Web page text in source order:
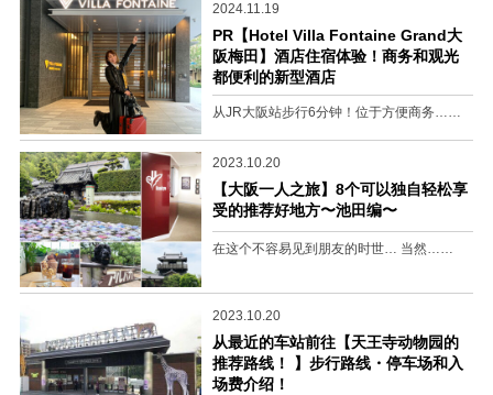
2024.11.19
PR【Hotel Villa Fontaine Grand大
阪梅田】酒店住宿体验！商务和观光
都便利的新型酒店
从JR大阪站步行6分钟！位于方便商务……
2023.10.20
【大阪一人之旅】8个可以独自轻松享
受的推荐好地方〜池田编〜
在这个不容易见到朋友的时世… 当然……
2023.10.20
从最近的车站前往【天王寺动物园的
推荐路线！ 】步行路线・停车场和入
场费介绍！